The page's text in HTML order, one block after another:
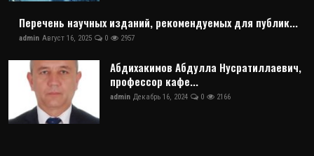
Перечень научных изданий, рекомендуемых для публик...
admin Август 16, 2025 0 2957
Абдихакимов Абдулла Нусратиллаевич,
профессор кафе...
admin Декабрь 16, 2024 0 2166